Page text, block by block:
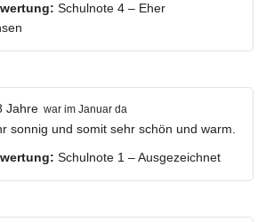
Schulnote 4 – Eher
Jahre war im Januar da
sonnig und somit sehr schön und warm.
Schulnote 1 – Ausgezeichnet